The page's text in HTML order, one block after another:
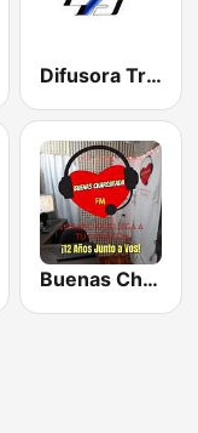
Difusora Treinta y Tres 1390 AM
Buenas Charqueada fM